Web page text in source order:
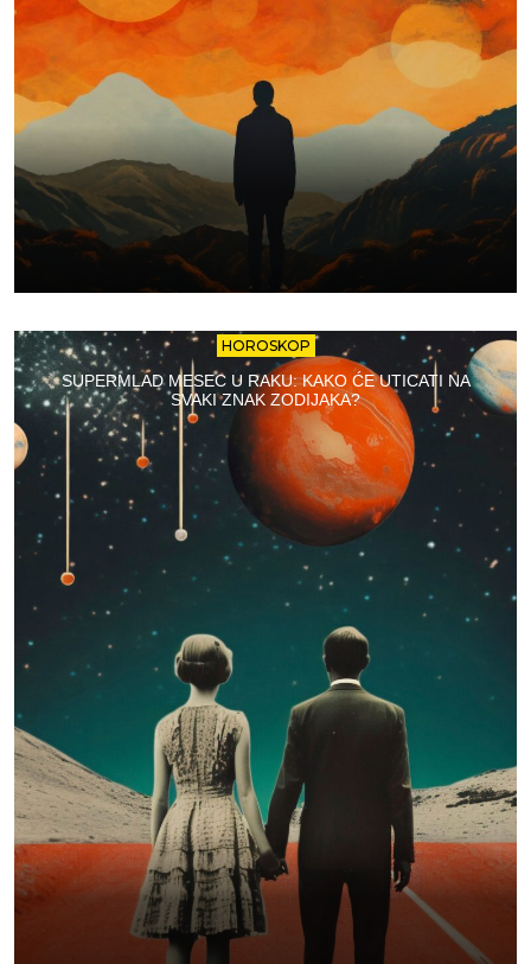
HOROSKOP
SUPERMLAD MESEC U RAKU: KAKO ĆE UTICATI NA
SVAKI ZNAK ZODIJAKA?